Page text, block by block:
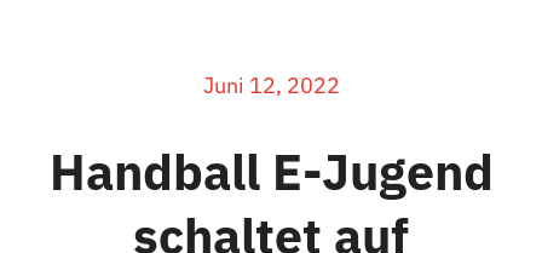
Über uns
Juni 12, 2022
Handball E-Jugend
schaltet auf